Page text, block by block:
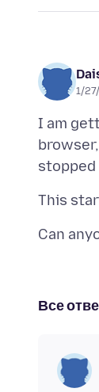
1/
I am
Все